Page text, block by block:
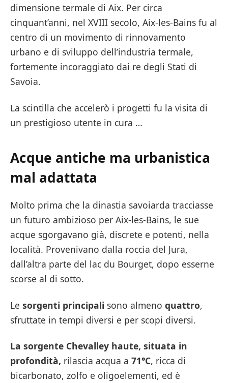
dimensione termale di Aix. Per circa
cinquant’anni, nel XVIII secolo, Aix-les-Bains fu al
centro di un movimento di rinnovamento
urbano e di sviluppo dell’industria termale,
fortemente incoraggiato dai re degli Stati di
Savoia.
La scintilla che accelerò i progetti fu la visita di
un prestigioso utente in cura …
Acque antiche ma urbanistica
mal adattata
Molto prima che la dinastia savoiarda tracciasse
un futuro ambizioso per Aix-les-Bains, le sue
acque sgorgavano già, discrete e potenti, nella
località. Provenivano dalla roccia del Jura,
dall’altra parte del lac du Bourget, dopo esserne
scorse al di sotto.
Le sorgenti principali sono almeno quattro,
sfruttate in tempi diversi e per scopi diversi.
La sorgente Chevalley haute, situata in
profondità, rilascia acqua a 71°C, ricca di
bicarbonato, zolfo e oligoelementi, ed è